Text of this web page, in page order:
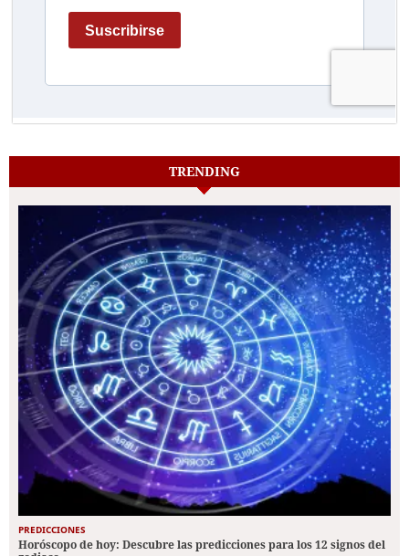
TRENDING
PREDICCIONES
Horóscopo de hoy: Descubre las predicciones para los 12 signos del